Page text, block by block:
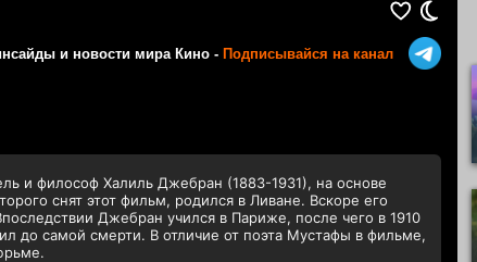
и новости мира Кино - Подписывайся на канал
и философ Халиль Джебран (1883-1931), на основе
снят этот фильм, родился в Ливане. Вскоре его
Джебран учился в Париже, после чего в 1910
до самой смерти. В отличие от поэта Мустафы в фильме,